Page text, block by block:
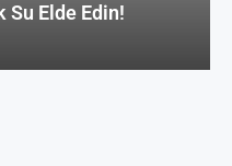
Su Elde Edin!